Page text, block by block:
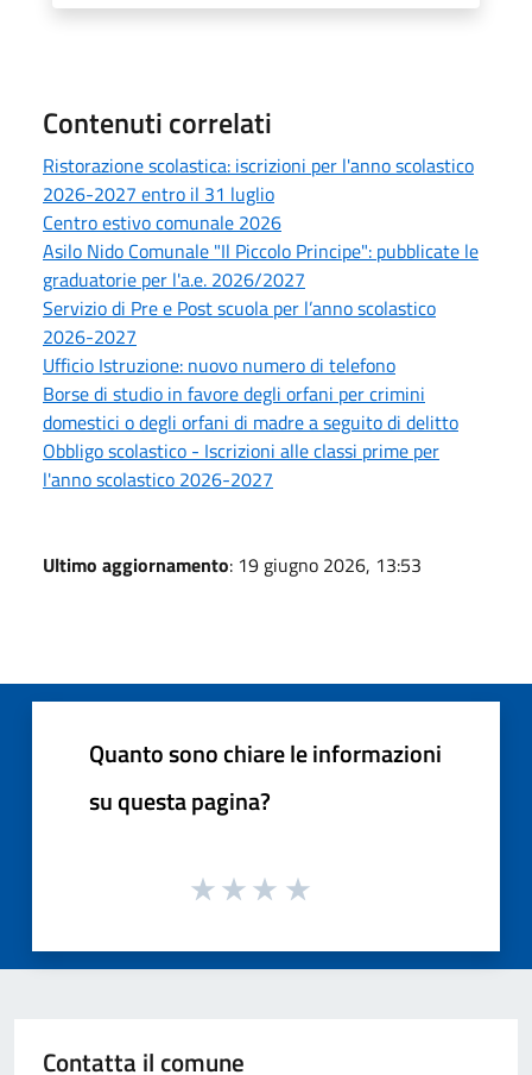
Contenuti correlati
Ristorazione scolastica: iscrizioni per l'anno scolastico
2026-2027 entro il 31 luglio
Centro estivo comunale 2026
Asilo Nido Comunale "Il Piccolo Principe": pubblicate le
graduatorie per l'a.e. 2026/2027
Servizio di Pre e Post scuola per l’anno scolastico
2026-2027
Ufficio Istruzione: nuovo numero di telefono
Borse di studio in favore degli orfani per crimini
domestici o degli orfani di madre a seguito di delitto
Obbligo scolastico - Iscrizioni alle classi prime per
l'anno scolastico 2026-2027
Ultimo aggiornamento: 19 giugno 2026, 13:53
Quanto sono chiare le informazioni
su questa pagina?
Contatta il comune